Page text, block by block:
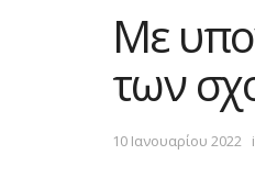
Με
των
10 Ιανουαρίου 2022